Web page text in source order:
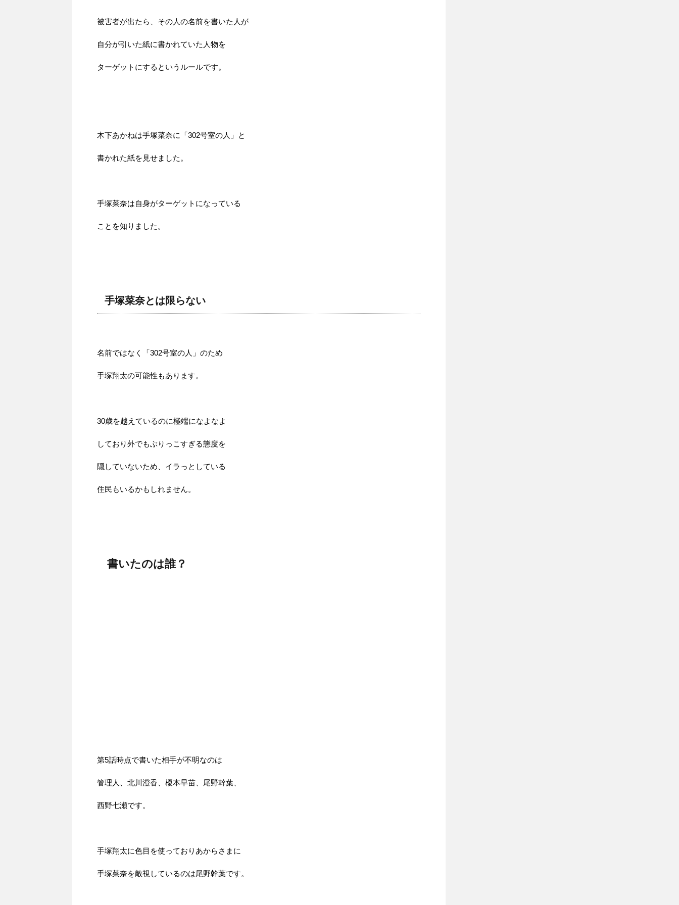
被害者が出たら、その人の名前を書いた人が
自分が引いた紙に書かれていた人物を
ターゲットにするというルールです。
木下あかねは手塚菜奈に「302号室の人」と
書かれた紙を見せました。
手塚菜奈は自身がターゲットになっている
ことを知りました。
手塚菜奈とは限らない
名前ではなく「302号室の人」のため
手塚翔太の可能性もあります。
30歳を越えているのに極端になよなよ
しており外でもぶりっこすぎる態度を
隠していないため、イラっとしている
住民もいるかもしれません。
書いたのは誰？
第5話時点で書いた相手が不明なのは
管理人、北川澄香、榎本早苗、尾野幹葉、
西野七瀬です。
手塚翔太に色目を使っておりあからさまに
手塚菜奈を敵視しているのは尾野幹葉です。